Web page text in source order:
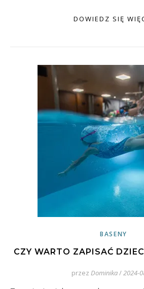
DOWIEDZ SIĘ
BASENY
CZY WARTO ZAPISAĆ
przez Dominika/2024-